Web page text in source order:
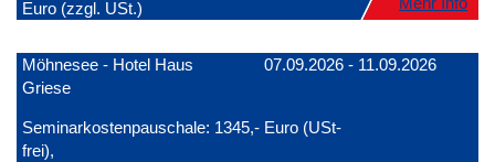
Euro (zzgl. USt.)
Möhnesee - Hotel Haus
Griese
07.09.2026 - 11.09.2026
Seminarkostenpauschale: 1345,- Euro (USt-
frei),